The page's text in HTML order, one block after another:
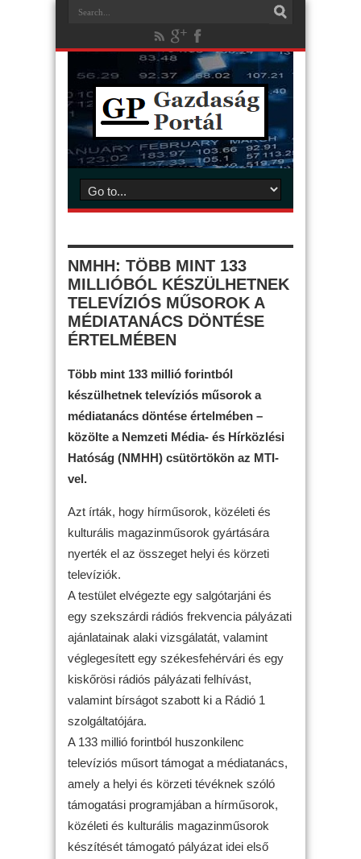
NMHH: TÖBB MINT 133
MILLIÓBÓL KÉSZÜLHETNEK
TELEVÍZIÓS MŰSOROK A
MÉDIATANÁCS DÖNTÉSE
ÉRTELMÉBEN
Több mint 133 millió forintból
készülhetnek televíziós műsorok a
médiatanács döntése értelmében –
közölte a Nemzeti Média- és Hírközlési
Hatóság (NMHH) csütörtökön az MTI-
vel.
Azt írták, hogy hírműsorok, közéleti és
kulturális magazinműsorok gyártására
nyerték el az összeget helyi és körzeti
televíziók.
A testület elvégezte egy salgótarjáni és
egy szekszárdi rádiós frekvencia pályázati
ajánlatainak alaki vizsgálatát, valamint
véglegesített egy székesfehérvári és egy
kiskőrösi rádiós pályázati felhívást,
valamint bírságot szabott ki a Rádió 1
szolgáltatójára.
A 133 millió forintból huszonkilenc
televíziós műsort támogat a médiatanács,
amely a helyi és körzeti tévéknek szóló
támogatási programjában a hírműsorok,
közéleti és kulturális magazinműsorok
készítését támogató pályázat idei első